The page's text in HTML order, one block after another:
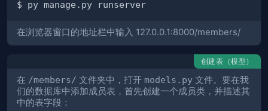
在浏览器窗口的地址栏中输入 127.0.0.1:8000/members/
创建表（模型）
在 /members/ 文件夹中，打开 models.py 文件。要在我
们的数据库中添加成员表，首先创建一个成员类，并描述其
中的表字段：